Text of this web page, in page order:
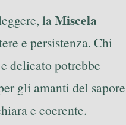
laMiscela
e persistenza. Chi
delicato potrebbe
gli amanti del sapore
e coerente.